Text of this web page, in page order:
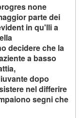
none
parte dei
in qu'lli a
decidere che la
a basso
dopo
nel differire
segni che